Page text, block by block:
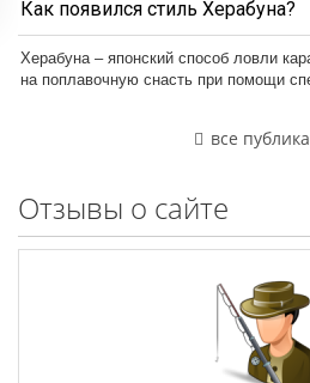
Как появился стиль Херабуна?
Херабуна – японский способ ловли
на поплавочную снасть при помощи
все
Отзывы о сайте